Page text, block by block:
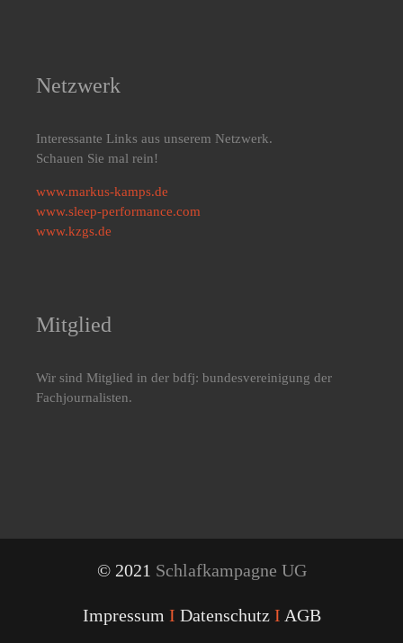
Netzwerk
Interessante Links aus unserem Netzwerk.
Schauen Sie mal rein!
www.markus-kamps.de
www.sleep-performance.com
www.kzgs.de
Mitglied
Wir sind Mitglied in der bdfj: bundesvereinigung der
Fachjournalisten.
© 2021 Schlafkampagne UG
Impressum I Datenschutz I AGB